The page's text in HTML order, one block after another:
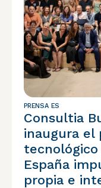
PRENSA ES
Consultia
inaugura el
tecnológico
España
propia e